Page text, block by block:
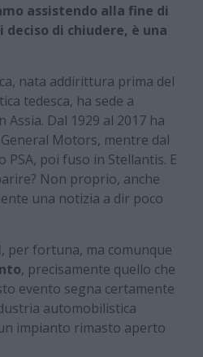
assistendo alla fine di
di chiudere, è una
nata addirittura prima del
tedesca, ha sede a
Assia. Dal 1929 al 2017 ha
Motors, mentre dal
PSA, poi fuso in Stellantis. E
Non proprio, anche
una notizia a dir poco
, per fortuna, ma comunque
, precisamente quello che
evento segna certamente
automobilistica
impianto rimasto aperto